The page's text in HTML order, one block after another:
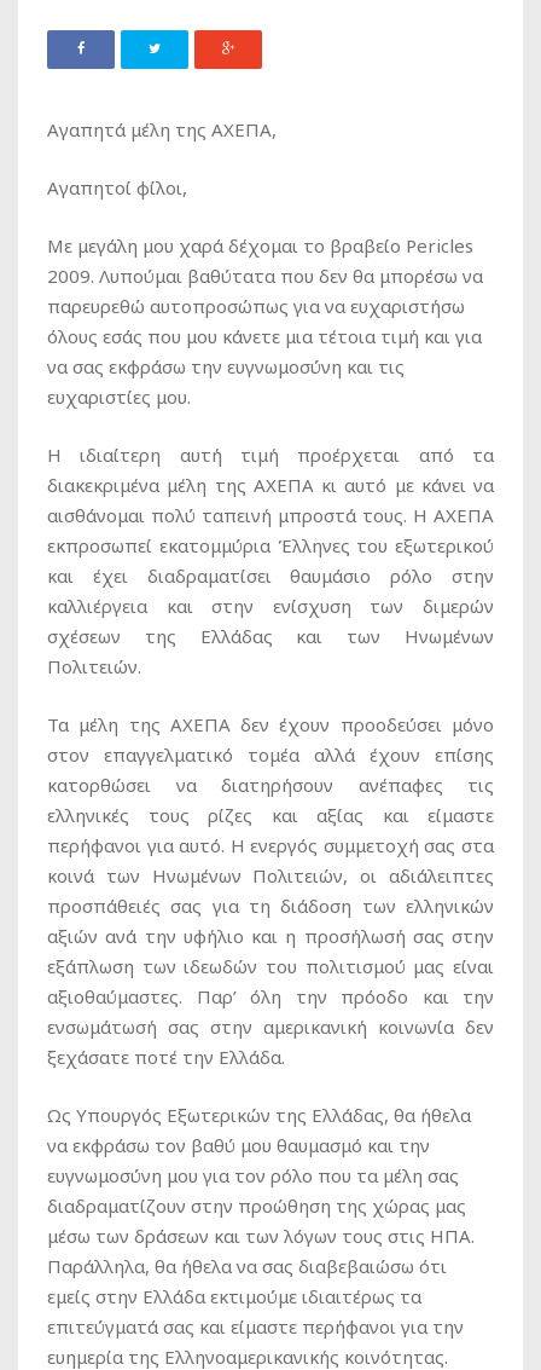
Αγαπητά μέλη της ΑΧΕΠΑ,
Αγαπητοί φίλοι,
Mε μεγάλη μου χαρά δέχομαι το βραβείο Pericles
2009. Λυπούμαι βαθύτατα που δεν θα μπορέσω να
παρευρεθώ αυτοπροσώπως για να ευχαριστήσω
όλους εσάς που μου κάνετε μια τέτοια τιμή και για
να σας εκφράσω την ευγνωμοσύνη και τις
ευχαριστίες μου.
Η ιδιαίτερη αυτή τιμή προέρχεται από τα
διακεκριμένα μέλη της ΑΧΕΠΑ κι αυτό με κάνει να
αισθάνομαι πολύ ταπεινή μπροστά τους. Η ΑΧΕΠΑ
εκπροσωπεί εκατομμύρια Έλληνες του εξωτερικού
και έχει διαδραματίσει θαυμάσιο ρόλο στην
καλλιέργεια και στην ενίσχυση των διμερών
σχέσεων της Ελλάδας και των Ηνωμένων
Πολιτειών.
Τα μέλη της ΑΧΕΠΑ δεν έχουν προοδεύσει μόνο
στον επαγγελματικό τομέα αλλά έχουν επίσης
κατορθώσει να διατηρήσουν ανέπαφες τις
ελληνικές τους ρίζες και αξίας και είμαστε
περήφανοι για αυτό. Η ενεργός συμμετοχή σας στα
κοινά των Ηνωμένων Πολιτειών, οι αδιάλειπτες
προσπάθειές σας για τη διάδοση των ελληνικών
αξιών ανά την υφήλιο και η προσήλωσή σας στην
εξάπλωση των ιδεωδών του πολιτισμού μας είναι
αξιοθαύμαστες. Παρ’ όλη την πρόοδο και την
ενσωμάτωσή σας στην αμερικανική κοινωνία δεν
ξεχάσατε ποτέ την Ελλάδα.
Ως Υπουργός Εξωτερικών της Ελλάδας, θα ήθελα
να εκφράσω τον βαθύ μου θαυμασμό και την
ευγνωμοσύνη μου για τον ρόλο που τα μέλη σας
διαδραματίζουν στην προώθηση της χώρας μας
μέσω των δράσεων και των λόγων τους στις ΗΠΑ.
Παράλληλα, θα ήθελα να σας διαβεβαιώσω ότι
εμείς στην Ελλάδα εκτιμούμε ιδιαιτέρως τα
επιτεύγματά σας και είμαστε περήφανοι για την
ευημερία της Ελληνοαμερικανικής κοινότητας.